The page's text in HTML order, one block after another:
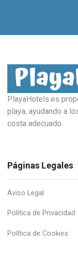
PlayaHotels.es
playa, ayudando a
costa adecuado.
Páginas Legales
Aviso Legal
Política de Privacidad
Política de Cookies